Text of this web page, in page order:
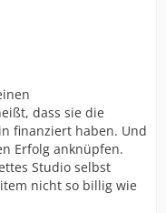
dass sie die
finanziert haben. Und
Erfolg anknüpfen.
Studio selbst
nicht so billig wie